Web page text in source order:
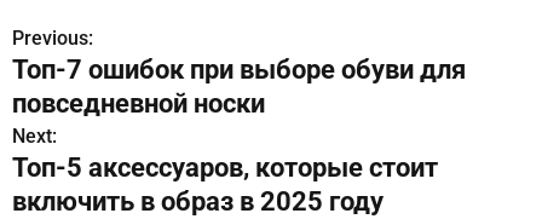
Н
а
в
и
Previous:
Топ-7 ошибок при выборе обуви для
повседневной носки
Next:
Топ-5 аксессуаров, которые стоит
включить в образ в 2025 году